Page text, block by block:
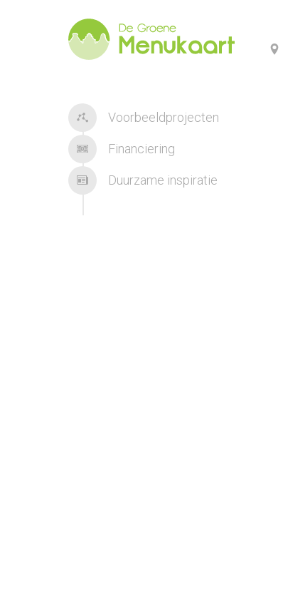
Voorbeeldprojecten
Financiering
Duurzame inspiratie